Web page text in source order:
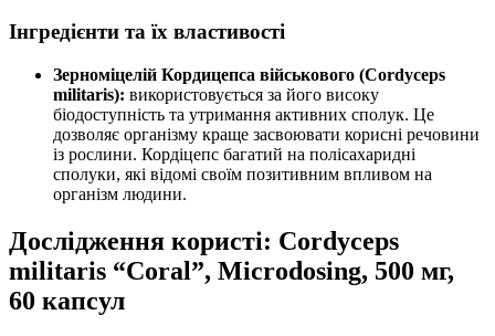
Інгредієнти та їх властивості
Зерноміцелій Кордицепса військового (Cordyceps
militaris): використовується за його високу
біодоступність та утримання активних сполук. Це
дозволяє організму краще засвоювати корисні речовини
із рослини. Кордіцепс багатий на полісахаридні
сполуки, які відомі своїм позитивним впливом на
організм людини.
Дослідження користі: Cordyceps
militaris “Coral”, Microdosing, 500 мг,
60 капсул